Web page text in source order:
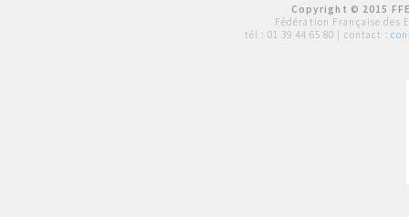
Copyright © 2015
Fédération Française des
tél : 01 39 44 65 80 | contact :